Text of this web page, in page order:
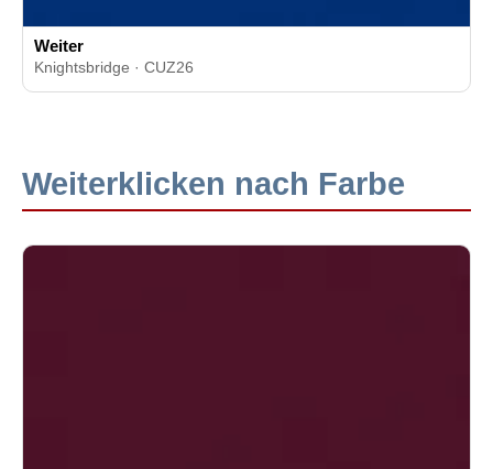
Weiter
Knightsbridge · CUZ26
Weiterklicken nach Farbe